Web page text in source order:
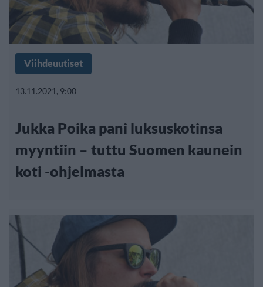
Viihdeuutiset
13.11.2021, 9:00
Jukka Poika pani luksuskotinsa
myyntiin – tuttu Suomen kaunein
koti -ohjelmasta